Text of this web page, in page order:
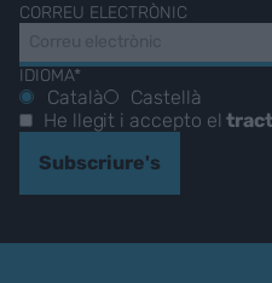
CORREU ELECTRÒNIC
IDIOMA*
Català
Castellà
He llegit i accepto el
Subscriure's